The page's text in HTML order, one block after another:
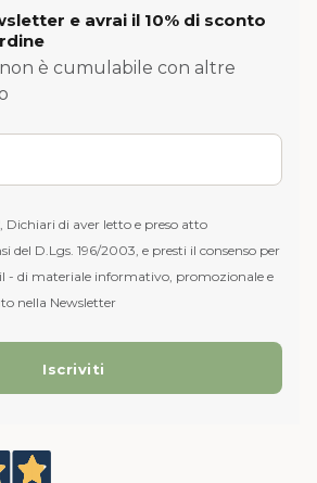
e avrai il 10% di sconto
è cumulabile con altre
Dichiari di aver letto e preso atto
del D.Lgs. 196/2003, e presti il consenso per
- di materiale informativo, promozionale e
nella Newsletter